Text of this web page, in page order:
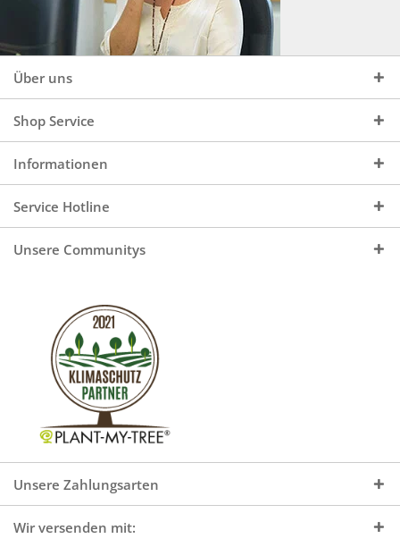
Über uns
Shop Service
Informationen
Service Hotline
Unsere Communitys
Unsere Zahlungsarten
Wir versenden mit: